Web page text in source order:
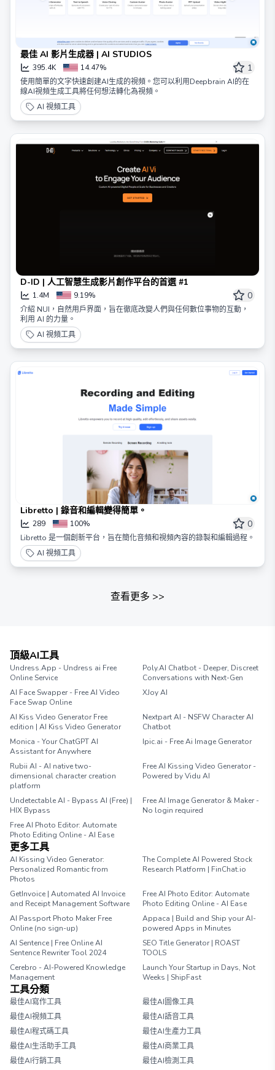
最佳 AI 影片生成器 | AI STUDIOS
395.4K 14.47% 1
使用簡單的文字快速創建AI生成的視頻。您可以利用Deepbrain AI的在
線AI視頻生成工具將任何想法轉化為視頻。
AI 視頻工具
D-ID | 人工智慧生成影片創作平台的首選 #1
1.4M 9.19% 0
介紹 NUI，自然用戶界面，旨在徹底改變人們與任何數位事物的互動，
利用 AI 的力量。
AI 視頻工具
Libretto | 錄音和編輯變得簡單。
289 100% 0
Libretto 是一個創新平台，旨在簡化音頻和視頻內容的錄製和編輯過程。
AI 視頻工具
查看更多 >>
頂級AI工具
Undress.App - Undress ai Free
Online Service
Poly.AI Chatbot - Deeper, Discreet
Conversations with Next-Gen
AI Face Swapper - Free AI Video
Face Swap Online
XJoy AI
AI Kiss Video Generator Free
edition | AI Kiss Video Generator
Nextpart AI - NSFW Character AI
Chatbot
Monica - Your ChatGPT AI
Assistant for Anywhere
Ipic.ai - Free Ai Image Generator
Rubii AI - AI native two-
dimensional character creation
platform
Free AI Kissing Video Generator -
Powered by Vidu AI
Undetectable AI - Bypass AI (Free) |
HIX Bypass
Free AI Image Generator & Maker -
No login required
Free AI Photo Editor: Automate
Photo Editing Online - AI Ease
更多工具
AI Kissing Video Generator:
Personalized Romantic from
Photos
The Complete AI Powered Stock
Research Platform | FinChat.io
GetInvoice | Automated AI Invoice
and Receipt Management Software
Free AI Photo Editor: Automate
Photo Editing Online - AI Ease
AI Passport Photo Maker Free
Online (no sign-up)
Appaca | Build and Ship your AI-
powered Apps in Minutes
AI Sentence | Free Online AI
Sentence Rewriter Tool 2024
SEO Title Generator | ROAST
TOOLS
Cerebro - AI-Powered Knowledge
Management
Launch Your Startup in Days, Not
Weeks | ShipFast
工具分類
最佳AI寫作工具
最佳AI圖像工具
最佳AI視頻工具
最佳AI語音工具
最佳AI程式碼工具
最佳AI生產力工具
最佳AI生活助手工具
最佳AI商業工具
最佳AI行銷工具
最佳AI檢測工具